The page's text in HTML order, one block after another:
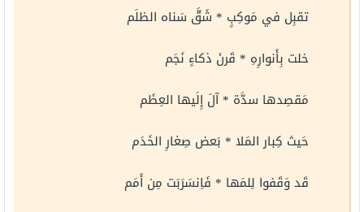
تقبِل في مَوكِبٍ * شَقَّ سَناه الظلَم
خلت بِأَنوارِهِ * قَرنَ ذكاءٍ نَجَم
مَقصِدها سدَّة * آلَ إِلَيها العِظَم
حَيث كِبار المَلا * بَعض صِغارِ الخَدَم
قَد وَقَفوا لِلمَها * فَاِنسَرَبَت مِن أَمَم